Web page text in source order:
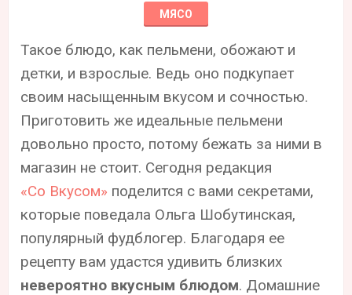
МЯСО
Такое блюдо, как пельмени, обожают и
детки, и взрослые. Ведь оно подкупает
своим насыщенным вкусом и сочностью.
Приготовить же идеальные пельмени
довольно просто, потому бежать за ними в
магазин не стоит. Сегодня редакция
«Со Вкусом» поделится с вами секретами,
которые поведала Ольга Шобутинская,
популярный фудблогер. Благодаря ее
рецепту вам удастся удивить близких
невероятно вкусным блюдом. Домашние